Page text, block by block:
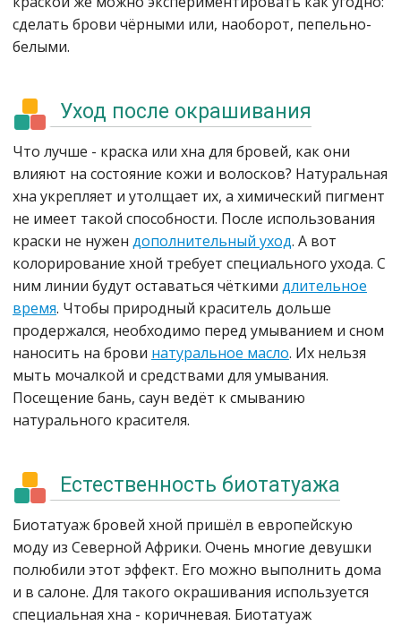
сделать брови чёрными или, наоборот, пепельно-
белыми.
Уход после окрашивания
Что лучше - краска или хна для бровей, как они
влияют на состояние кожи и волосков? Натуральная
хна укрепляет и утолщает их, а химический пигмент
не имеет такой способности. После использования
краски не нужен дополнительный уход. А вот
колорирование хной требует специального ухода. С
ним линии будут оставаться чёткими длительное
время. Чтобы природный краситель дольше
продержался, необходимо перед умыванием и сном
наносить на брови натуральное масло. Их нельзя
мыть мочалкой и средствами для умывания.
Посещение бань, саун ведёт к смыванию
натурального красителя.
Естественность биотатуажа
Биотатуаж бровей хной пришёл в европейскую
моду из Северной Африки. Очень многие девушки
полюбили этот эффект. Его можно выполнить дома
и в салоне. Для такого окрашивания используется
специальная хна - коричневая. Биотатуаж